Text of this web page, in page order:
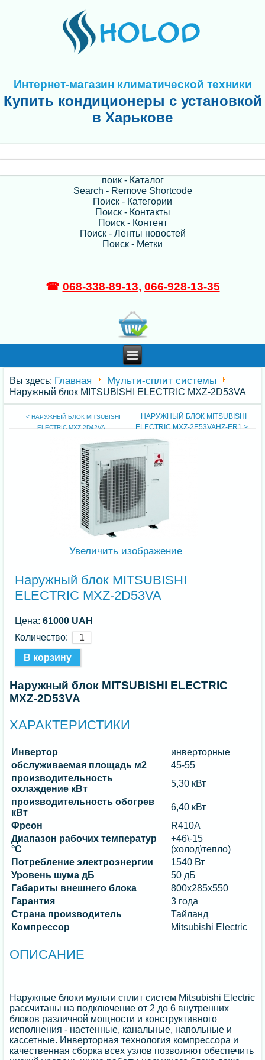
Интернет-магазин климатической техники
Купить кондиционеры с установкой
в Харькове
поик - Каталог
Search - Remove Shortcode
Поиск - Категории
Поиск - Контакты
Поиск - Контент
Поиск - Ленты новостей
Поиск - Метки
☎ 068-338-89-13, 066-928-13-35
Вы здесь: Главная Мульти-сплит системы
Наружный блок MITSUBISHI ELECTRIC MXZ-2D53VA
< НАРУЖНЫЙ БЛОК MITSUBISHI
ELECTRIC MXZ-2D42VA
НАРУЖНЫЙ БЛОК MITSUBISHI
ELECTRIC MXZ-2E53VAHZ-ER1 >
Увеличить изображение
Наружный блок MITSUBISHI
ELECTRIC MXZ-2D53VA
Цена:61000 UAH
Количество:
Наружный блок MITSUBISHI ELECTRIC
MXZ-2D53VA
ХАРАКТЕРИСТИКИ
Инвертор
инверторные
обслуживаемая площадь м2
45-55
производительность
охлаждение кВт
5,30 кВт
производительность обогрев
кВт
6,40 кВт
Фреон
R410A
Диапазон рабочих температур
°C
+46\-15
(холод\тепло)
Потребление электроэнергии
1540 Вт
Уровень шума дБ
50 дБ
Габариты внешнего блока
800x285x550
Гарантия
3 года
Страна производитель
Тайланд
Компрессор
Mitsubishi Electric
ОПИСАНИЕ
Наружные блоки мульти сплит систем Mitsubishi Electric
рассчитаны на подключение от 2 до 6 внутренних
блоков различной мощности и конструктивного
исполнения - настенные, канальные, напольные и
кассетные. Инверторная технология компрессора и
качественная сборка всех узлов позволяют обеспечить